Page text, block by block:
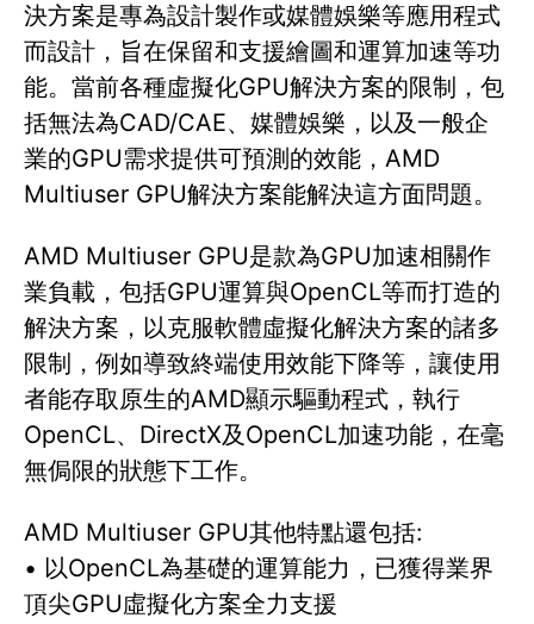
決方案是專為設計製作或媒體娛樂等應用程式
而設計，旨在保留和支援繪圖和運算加速等功
能。當前各種虛擬化GPU解決方案的限制，包
括無法為CAD/CAE、媒體娛樂，以及一般企
業的GPU需求提供可預測的效能，AMD
Multiuser GPU解決方案能解決這方面問題。
AMD Multiuser GPU是款為GPU加速相關作
業負載，包括GPU運算與OpenCL等而打造的
解決方案，以克服軟體虛擬化解決方案的諸多
限制，例如導致終端使用效能下降等，讓使用
者能存取原生的AMD顯示驅動程式，執行
OpenCL、DirectX及OpenCL加速功能，在毫
無侷限的狀態下工作。
AMD Multiuser GPU其他特點還包括:
• 以OpenCL為基礎的運算能力，已獲得業界
頂尖GPU虛擬化方案全力支援